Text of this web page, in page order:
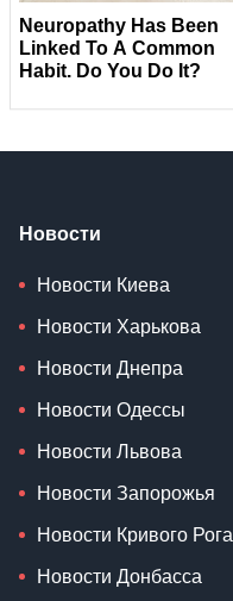
Новости
Новости Киева
Новости Харькова
Новости Днепра
Новости Одессы
Новости Львова
Новости Запорожья
Новости Кривого Рога
Новости Донбасса